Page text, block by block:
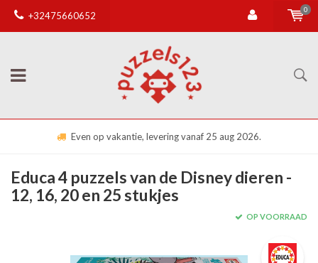
+32475660652
0
Even op vakantie, levering vanaf 25 aug 2026.
Educa 4 puzzels van de Disney dieren -
12, 16, 20 en 25 stukjes
OP VOORRAAD